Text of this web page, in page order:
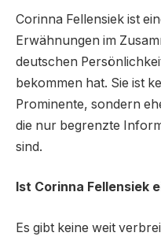
Corinna Fellensiek ist
Erwähnungen im
deutschen
bekommen hat. Sie ist
Prominente, sondern
die nur begrenzte
sind.
Ist Corinna Fellensiek
Es gibt keine weit